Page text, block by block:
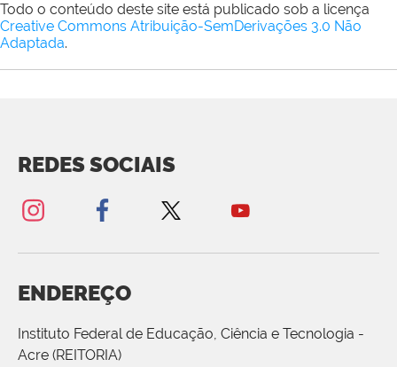
Todo o conteúdo deste site está publicado sob a licença
Creative Commons Atribuição-SemDerivações 3.0 Não
Adaptada.
REDES SOCIAIS
ENDEREÇO
Instituto Federal de Educação, Ciência e Tecnologia -
Acre (REITORIA)